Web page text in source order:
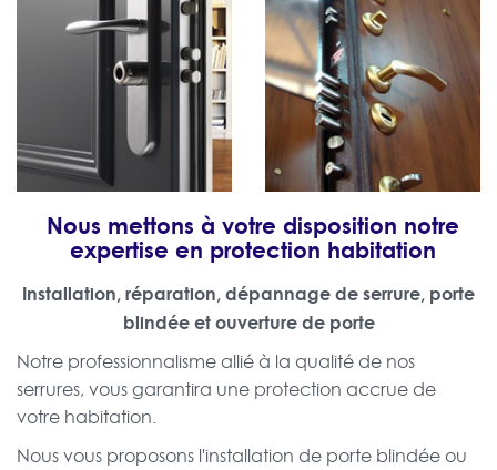
Nous mettons à votre disposition notre
expertise en protection habitation
Installation, réparation, dépannage de serrure, porte
blindée et ouverture de porte
Notre professionnalisme allié à la qualité de nos
serrures, vous garantira une protection accrue de
votre habitation.
Nous vous proposons l'installation de porte blindée ou